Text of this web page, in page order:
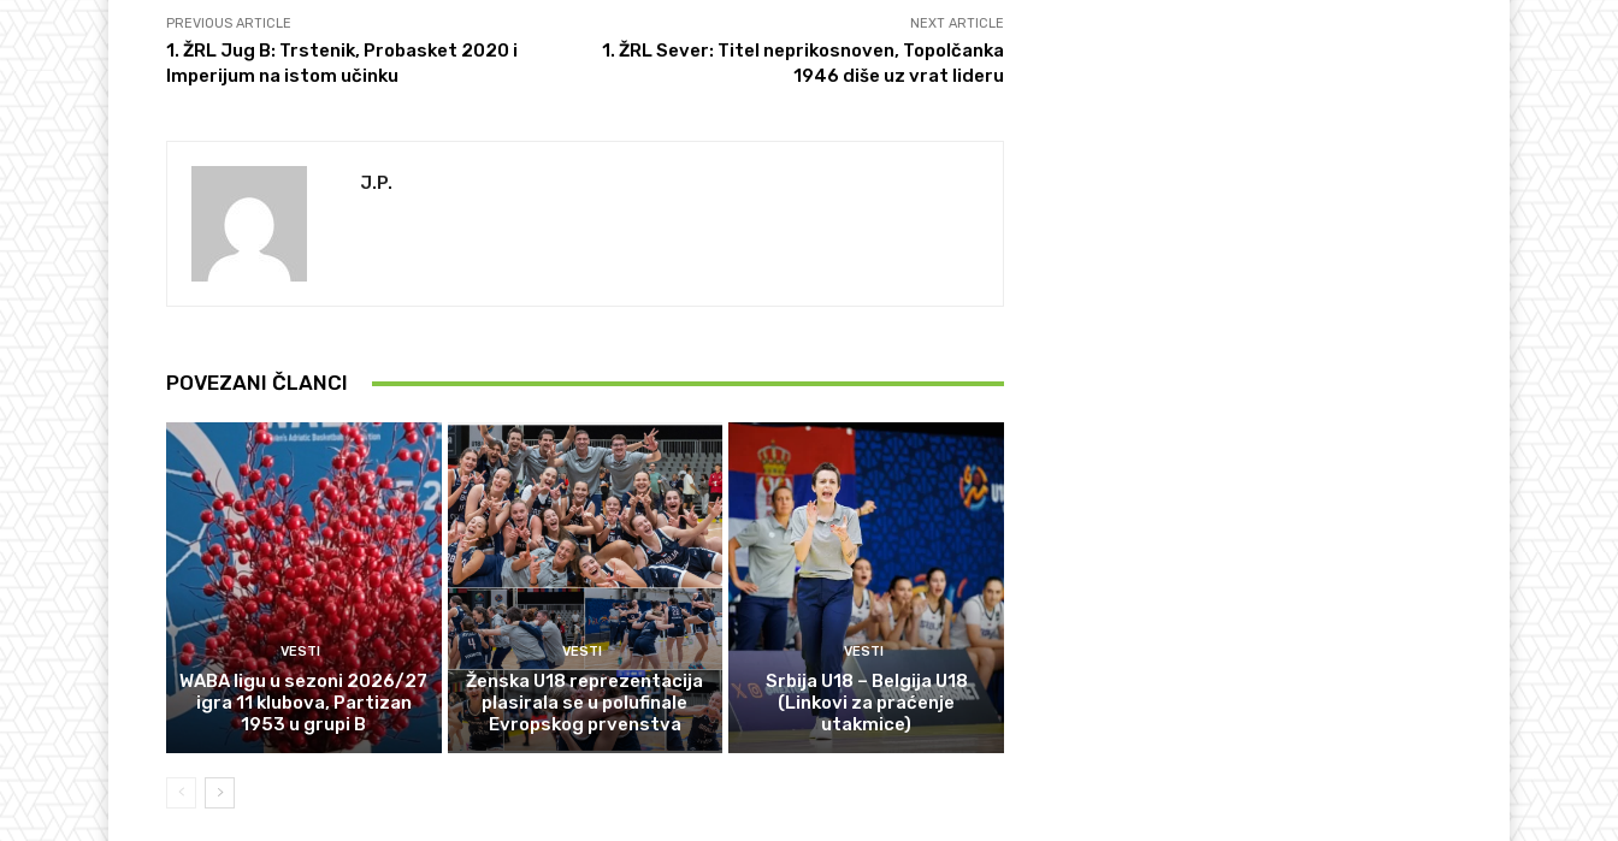
PREVIOUS ARTICLE
1. ŽRL Jug B: Trstenik, Probasket 2020 i
Imperijum na istom učinku
NEXT ARTICLE
1. ŽRL Sever: Titel neprikosnoven, Topolčanka
1946 diše uz vrat lideru
J.P.
POVEZANI ČLANCI
VESTI
WABA ligu u sezoni 2026/27
igra 11 klubova, Partizan
1953 u grupi B
VESTI
Ženska U18 reprezentacija
plasirala se u polufinale
Evropskog prvenstva
VESTI
Srbija U18 – Belgija U18
(Linkovi za praćenje
utakmice)